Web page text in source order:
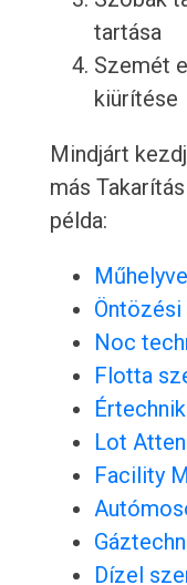
tartása
Szemét
kiürítése
Mindjárt
más
példa:
Noc
Flotta
Lot
Facility
Dízel